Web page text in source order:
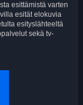
esittämistä varten
esität elokuvia
esityslähteeltä
sekä tv-